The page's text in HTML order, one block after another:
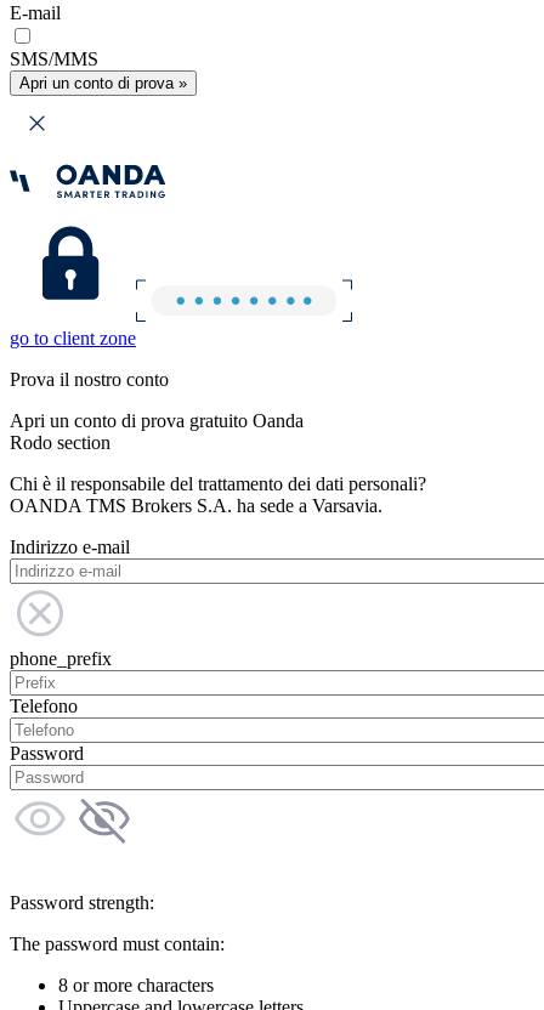
E-mail
SMS/MMS
Apri un conto di prova »
go to client zone
Prova il nostro conto
Apri un conto di prova gratuito Oanda
Rodo section
Chi è il responsabile del trattamento dei dati personali?
OANDA TMS Brokers S.A. ha sede a Varsavia.
Indirizzo e-mail
phone_prefix
Telefono
Password
Password strength:
The password must contain:
8 or more characters